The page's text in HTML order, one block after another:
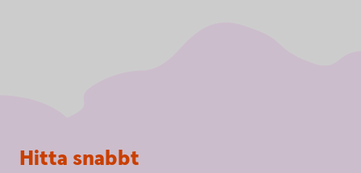
Sidfot
Hitta snabbt